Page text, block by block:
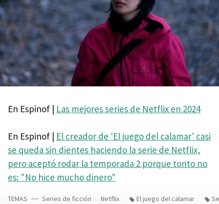
En Espinof | Las mejores series de Netflix en 2024
En Espinof | El creador de 'El juego del calamar' casi
se queda sin dientes haciendo la serie de Netflix,
pero aceptó rodar la temporada 2 porque tonto no
es: "No hice mucho dinero"
TEMAS Series de ficción Netflix El juego del calamar